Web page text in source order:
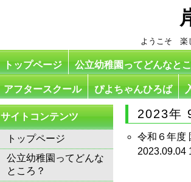
ようこそ 楽
トップページ 公立幼稚園ってどんなと
アフタースクール ぴよちゃんひろば
サイトコンテンツ
トップページ
公立幼稚園ってどんな
ところ？
2023年
令和６年
2023.09.04